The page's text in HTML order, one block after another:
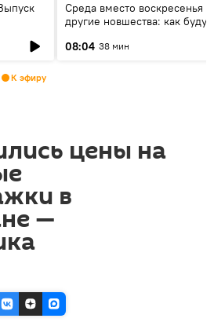
Среда вместо воскресенья и
другие новшества: как будут
08:04 38 мин
К эфиру
цены на
в
—